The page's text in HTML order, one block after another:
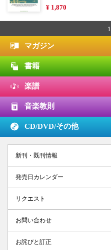
¥ 1,870
マガジン
書籍
楽譜
音楽教則
CD/DVD/その他
新刊・既刊情報
発売日カレンダー
リクエスト
お問い合わせ
お詫びと訂正